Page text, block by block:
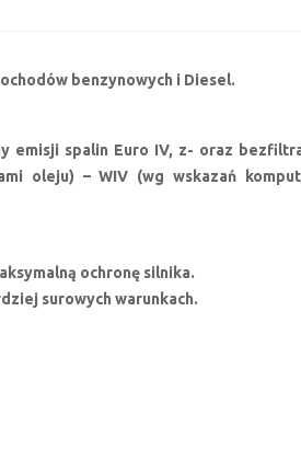
benzynowych i Diesel.
emisji spalin Euro IV, z- oraz
oleju) – WIV (wg wskazań
ochronę silnika.
surowych warunkach.